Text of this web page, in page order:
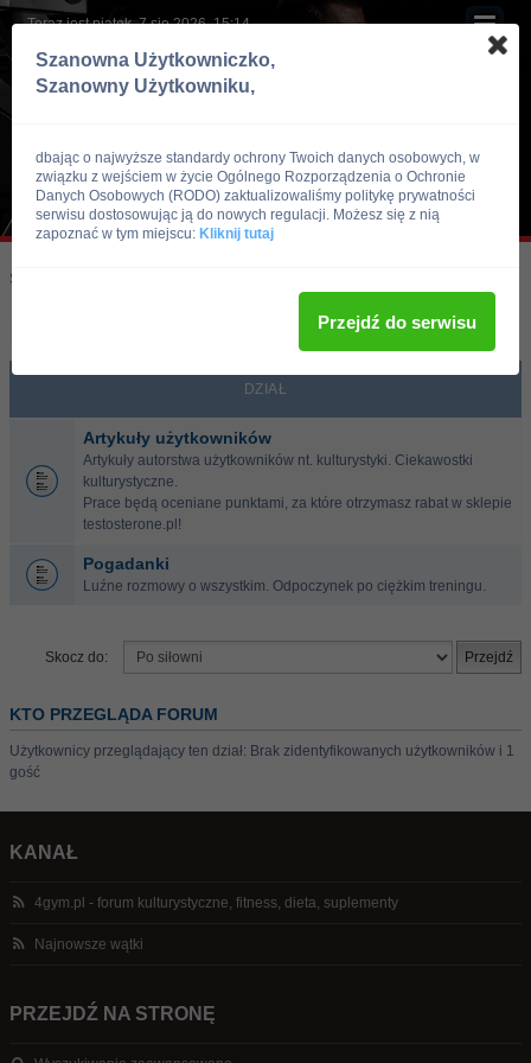
Teraz jest piątek, 7 sie 2026, 15:14
Skocz do:
DZIAŁ
Artykuły użytkowników
Artykuły autorstwa użytkowników nt. kulturystyki. Ciekawostki
kulturystyczne.
Prace będą oceniane punktami, za które otrzymasz rabat w sklepie
testosterone.pl!
Pogadanki
Luźne rozmowy o wszystkim. Odpoczynek po ciężkim treningu.
Skocz do:
KTO PRZEGLĄDA FORUM
Użytkownicy przeglądający ten dział: Brak zidentyfikowanych użytkowników i 1
gość
KANAŁ
4gym.pl - forum kulturystyczne, fitness, dieta, suplementy
Najnowsze wątki
PRZEJDŹ NA STRONĘ
Szanowna Użytkowniczko,
Szanowny Użytkowniku,
dbając o najwyższe standardy ochrony Twoich danych osobowych, w
związku z wejściem w życie Ogólnego Rozporządzenia o Ochronie
Danych Osobowych (RODO) zaktualizowaliśmy politykę prywatności
serwisu dostosowując ją do nowych regulacji. Możesz się z nią
zapoznać w tym miejscu: Kliknij tutaj
Przejdź do serwisu